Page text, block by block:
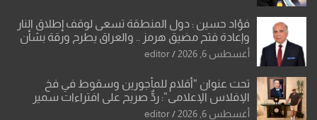
فؤاد حسين : دول المنطقة تسعى لوقف إطلاق النار
وإعادة فتح مضيق هرمز .. والعراق يطرح ورقة بشأن
تحولات القدس
أغسطس 6, 2026 editor
تحت عنوان “أقلام للمأجورين وسقوط في فخ
الإفلاس الإعلامي”: ردٌّ صريح على افتراءات سمير
الشكرجي
أغسطس 6, 2026 editor